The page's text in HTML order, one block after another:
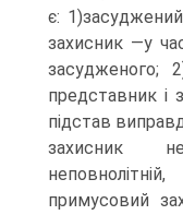
є:
захисник —у
засудженого;
представник і
підстав
захисник
примусовий